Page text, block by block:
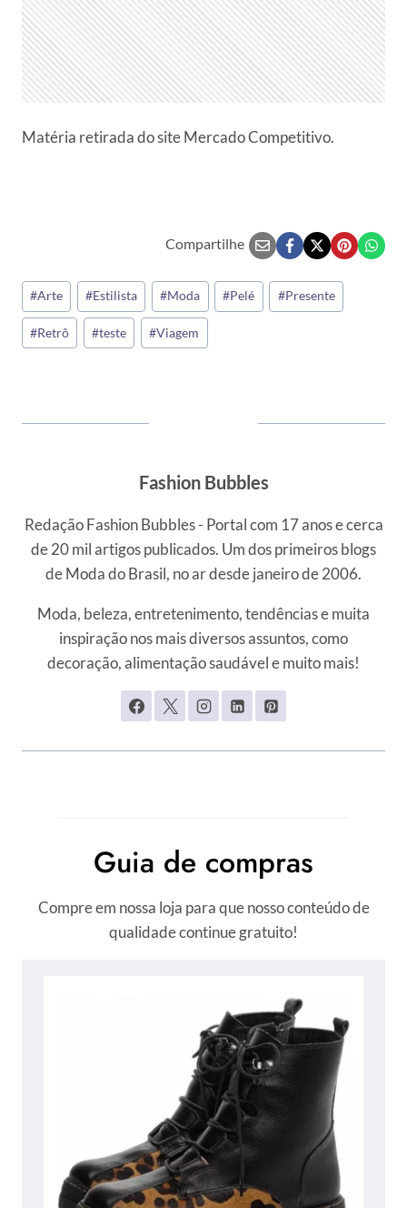
Matéria retirada do site Mercado Competitivo.
Compartilhe
Tags
do
Post:
#Arte #Estilista #Moda #Pelé #Presente
#Retrô #teste #Viagem
Fashion Bubbles
Redação Fashion Bubbles - Portal com 17 anos e cerca
de 20 mil artigos publicados. Um dos primeiros blogs
de Moda do Brasil, no ar desde janeiro de 2006.
Moda, beleza, entretenimento, tendências e muita
inspiração nos mais diversos assuntos, como
decoração, alimentação saudável e muito mais!
Guia de compras
Compre em nossa loja para que nosso conteúdo de
qualidade continue gratuito!